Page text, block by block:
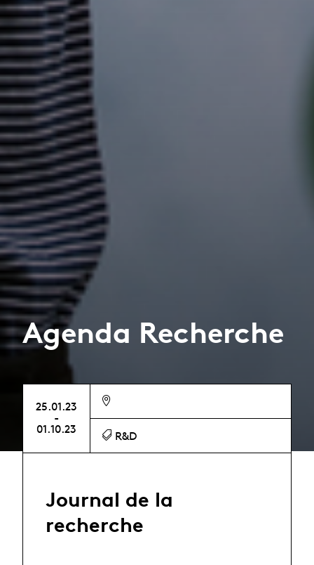
Agenda Recherche
25.01.23
-
01.10.23
R&D
Journal de la
recherche